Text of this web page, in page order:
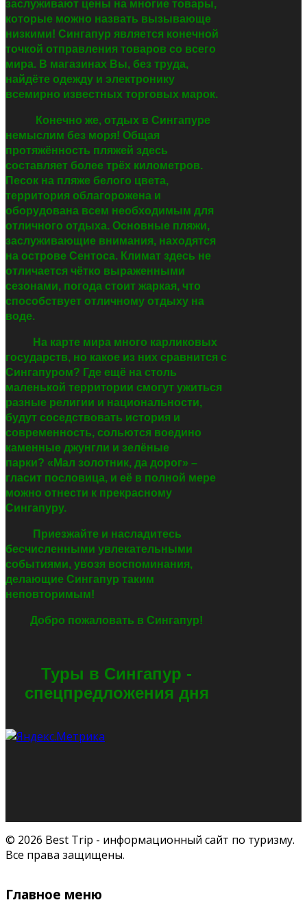
заслуживают цены на многие товары,
которые можно назвать вызывающе
низкими! Сингапур является конечной
точкой отправления товаров со всего
мира. В магазинах Вы, без труда,
найдёте одежду и электронику
всемирно известных торговых марок.
Конечно же, отдых в Сингапуре
немыслим без моря! Общая
протяжённость пляжей здесь
составляет более трёх километров.
Песок на пляже белого цвета,
территория облагорожена и
оборудована всем необходимым для
отличного отдыха. Основные пляжи,
заслуживающие внимания, находятся
на острове Сентоса. Климат здесь не
отличается чётко выраженными
сезонами, погода стоит жаркая, что
способствует отличному отдыху на
воде.
На карте мира много карликовых
государств, но какое из них сравнится с
Сингапуром? Где ещё на столь
маленькой территории смогут ужиться
разные религии и национальности,
будут соседствовать история и
современность, сольются воедино
каменные джунгли и зелёные
парки? «Мал золотник, да дорог» –
гласит пословица, и её в полной мере
можно отнести к прекрасному
Сингапуру.
Приезжайте и насладитесь
бесчисленными увлекательными
событиями, увозя воспоминания,
делающие Сингапур таким
неповторимым!
Добро пожаловать в Сингапур!
Туры в Сингапур -
спецпредложения дня
© 2026 Best Trip - информационный сайт по туризму.
Все права защищены.
Главное меню